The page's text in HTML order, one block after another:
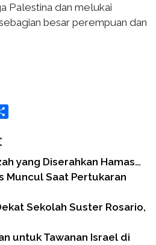
Palestina dan melukai
besar perempuan dan
yang Diserahkan Hamas…
Muncul Saat Pertukaran
Sekolah Suster Rosario,
untuk Tawanan Israel di